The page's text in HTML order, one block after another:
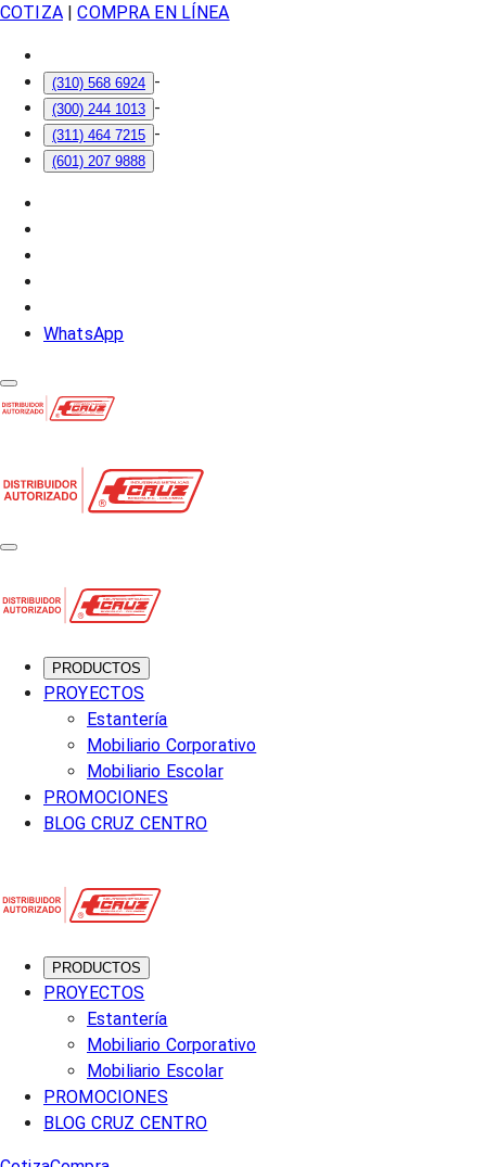
COTIZA| COMPRA EN LÍNEA
(310) 568 6924 -
(300) 244 1013 -
(311) 464 7215 -
(601) 207 9888
WhatsApp
PRODUCTOS
PROYECTOS
Estantería
Mobiliario Corporativo
Mobiliario Escolar
PROMOCIONES
BLOG CRUZ CENTRO
PRODUCTOS
PROYECTOS
Estantería
Mobiliario Corporativo
Mobiliario Escolar
PROMOCIONES
BLOG CRUZ CENTRO